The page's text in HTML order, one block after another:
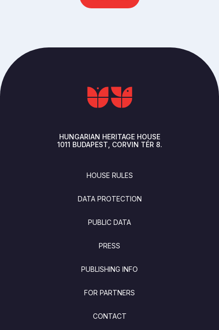
HUNGARIAN HERITAGE HOUSE
1011 BUDAPEST CORVIN TÉR 8.
HOUSE RULES
DATA PROTECTION
PUBLIC DATA
PRESS
PUBLISHING INFO
FOR PARTNERS
CONTACT